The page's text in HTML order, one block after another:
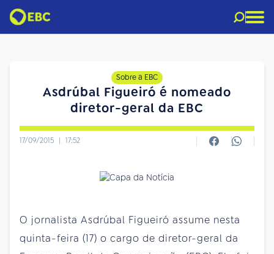
Sobre a EBC
Asdrúbal Figueiró é nomeado
diretor-geral da EBC
17/09/2015 | 17:52
O jornalista Asdrúbal Figueiró assume nesta
quinta-feira (17) o cargo de diretor-geral da